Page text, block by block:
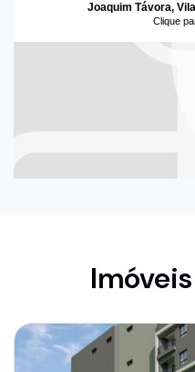
Joaquim Távora,
Clique